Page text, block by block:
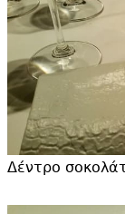
Δέντρο